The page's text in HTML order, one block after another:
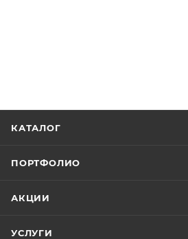
КАТАЛОГ
ПОРТФОЛИО
АКЦИИ
УСЛУГИ